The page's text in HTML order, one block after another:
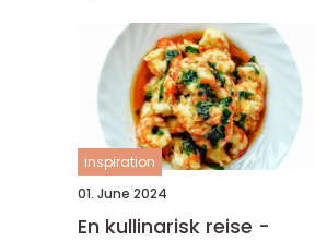
inspiration
01. June 2024
En kullinarisk reise -